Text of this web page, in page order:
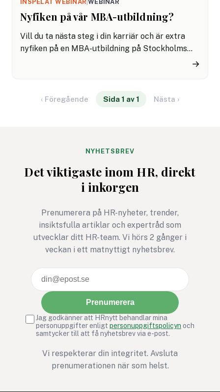
INSPELAT WEBINAR |WEBINAR
Nyfiken på vår MBA-utbildning?
Vill du ta nästa steg i din karriär och är extra
nyfiken på en MBA-utbildning på Stockholms
universitet? Det här webinariet riktar sig till dig
utbildningen Executive MBA innebär.
→
‹ Föregående Sida 1 av 1 Nästa ›
NYHETSBREV
Det viktigaste inom HR, direkt
i inkorgen
Prenumerera på HR-nyheter, trender,
insiktsfulla artiklar och expertråd som
utvecklar ditt HR-team. Vi hörs 2 gånger i
veckan i ett matnyttigt nyhetsbrev.
Prenumerera
Jag godkänner att HRnytt behandlar mina
personuppgifter enligt personuppgiftspolicyn och
samtycker till att få nyhetsbrev via e-post.
Vi respekterar din integritet. Avsluta
prenumerationen när som helst.